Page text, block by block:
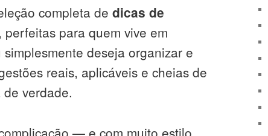
completa dedicas de
perfeitas para quem vive em
deseja organizar e
reais, aplicáveis e cheias de
verdade.